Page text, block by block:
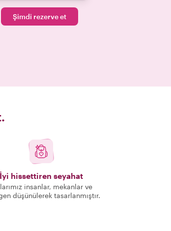
Şimdi rezerve et
İyi hissettiren seyahat
insanlar, mekanlar ve
düşünülerek tasarlanmıştır.